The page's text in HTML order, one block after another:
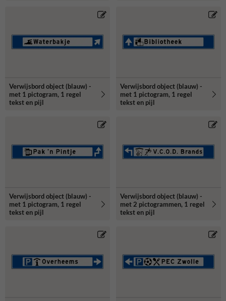
Verwijsbord object (blauw) -
met 1 pictogram, 1 regel
tekst en pijl
Verwijsbord object (blauw) -
met 1 pictogram, 1 regel
tekst en pijl
Verwijsbord object (blauw) -
met 1 pictogram, 1 regel
tekst en pijl
Verwijsbord object (blauw) -
met 2 pictogrammen, 1 regel
tekst en pijl